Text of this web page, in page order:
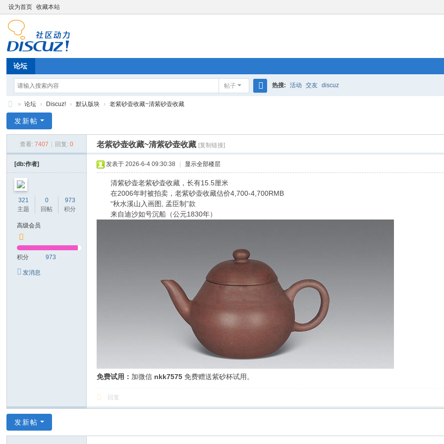
设为首页 收藏本站
论坛
帖子 热搜: 活动 交友 discuz
南
达
通
电
» 论坛 › Discuz! › 默认版块 › 老紫砂壶收藏~清紫砂壶收藏
发新帖
查看: 7407 回复: 0 老紫砂壶收藏~清紫砂壶收藏 [复制链接]
[db:作者]
321
主题
0
回帖
973
积分
高级会员
积分 973
发消息
发表于 2026-6-4 09:30:38 显示全部楼层
清紫砂壶老紫砂壶收藏，长有15.5厘米
在2006年时被拍卖，老紫砂壶收藏估价4,700-4,700RMB
“秋水溪山入画图, 孟臣制”款
来自迪沙如号沉船（公元1830年）
免费试用： 加微信 nkk7575免费赠送紫砂杯试用。
回复
发新帖